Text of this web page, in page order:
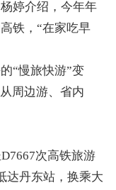
婷介绍，今年年
铁，“在家吃早
“慢旅快游”变
周边游、省内
次高铁旅游
达丹东站，换乘大